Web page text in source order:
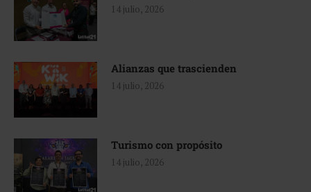
14 julio, 2026
Alianzas que trascienden
14 julio, 2026
Turismo con propósito
14 julio, 2026